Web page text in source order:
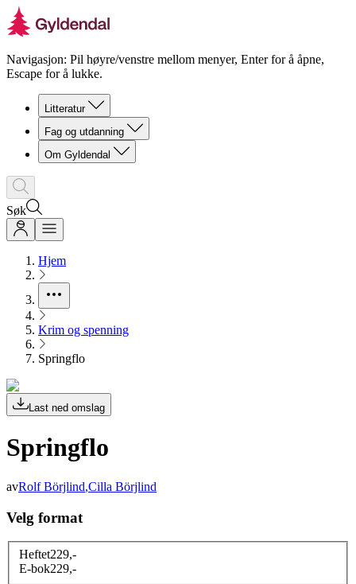
Navigasjon: Pil høyre/venstre mellom menyer, Enter for å åpne,
Escape for å lukke.
Litteratur
Fag og utdanning
Om Gyldendal
Søk
Hjem
Krim og spenning
Springflo
Last ned omslag
Springflo
avRolf Börjlind,Cilla Börjlind
Velg format
Heftet229,-
E-bok229,-